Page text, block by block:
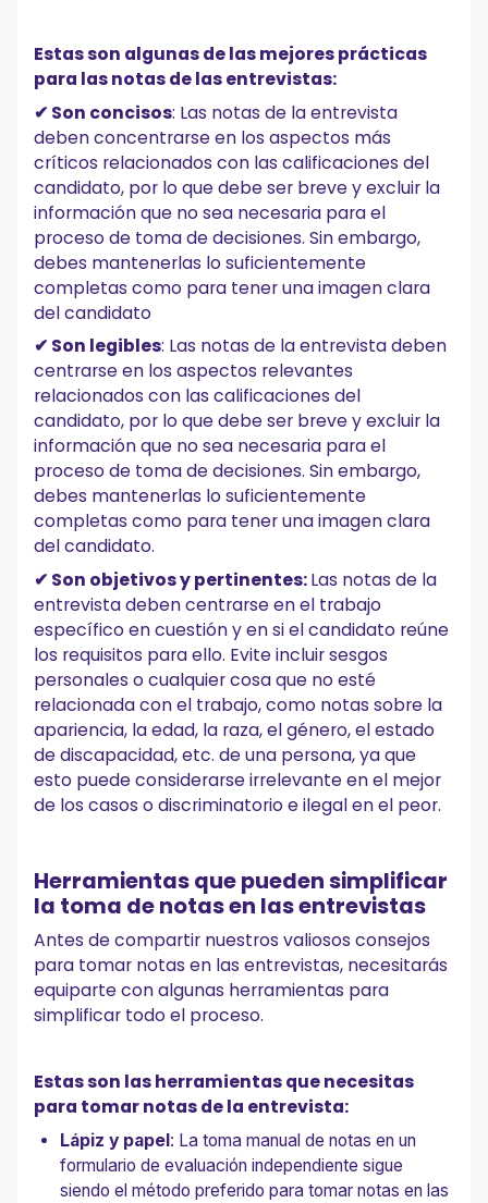
Estas son algunas de las mejores prácticas
para las notas de las entrevistas:
✔ Son concisos: Las notas de la entrevista
deben concentrarse en los aspectos más
críticos relacionados con las calificaciones del
candidato, por lo que debe ser breve y excluir la
información que no sea necesaria para el
proceso de toma de decisiones. Sin embargo,
debes mantenerlas lo suficientemente
completas como para tener una imagen clara
del candidato
✔ Son legibles: Las notas de la entrevista deben
centrarse en los aspectos relevantes
relacionados con las calificaciones del
candidato, por lo que debe ser breve y excluir la
información que no sea necesaria para el
proceso de toma de decisiones. Sin embargo,
debes mantenerlas lo suficientemente
completas como para tener una imagen clara
del candidato.
✔ Son objetivos y pertinentes:Las notas de la
entrevista deben centrarse en el trabajo
específico en cuestión y en si el candidato reúne
los requisitos para ello. Evite incluir sesgos
personales o cualquier cosa que no esté
relacionada con el trabajo, como notas sobre la
apariencia, la edad, la raza, el género, el estado
de discapacidad, etc. de una persona, ya que
esto puede considerarse irrelevante en el mejor
de los casos o discriminatorio e ilegal en el peor.
Herramientas que pueden simplificar
la toma de notas en las entrevistas
Antes de compartir nuestros valiosos consejos
para tomar notas en las entrevistas, necesitarás
equiparte con algunas herramientas para
simplificar todo el proceso.
Estas son las herramientas que necesitas
para tomar notas de la entrevista:
Lápiz y papel : La toma manual de notas en un
formulario de evaluación independiente sigue
siendo el método preferido para tomar notas en las